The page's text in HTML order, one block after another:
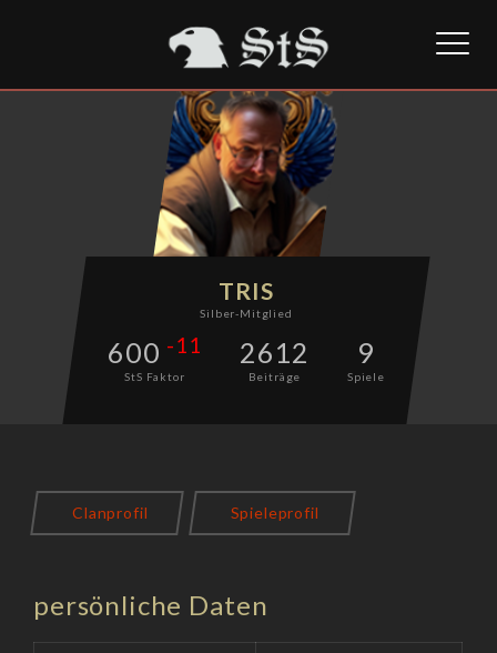
TRIS
Silber-Mitglied
600 -11
StS Faktor
2612
Beiträge
9
Spiele
Clanprofil Spieleprofil
persönliche Daten